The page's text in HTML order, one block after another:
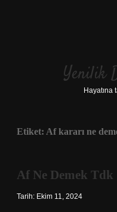
Yenilik
Hayatına
Etiket: Af kararı ne
Af Ne Demek Tdk
Tarih: Ekim 11, 2024